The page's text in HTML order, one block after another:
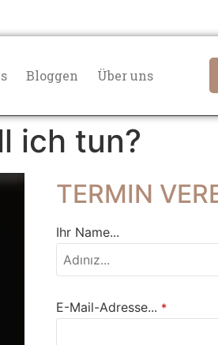
Bloggen Über uns
ich tun?
TERMIN
Ihr Name...
E-Mail-Adresse... *